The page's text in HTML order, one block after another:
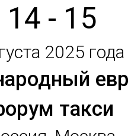
14 - 15
2025 года
так­си